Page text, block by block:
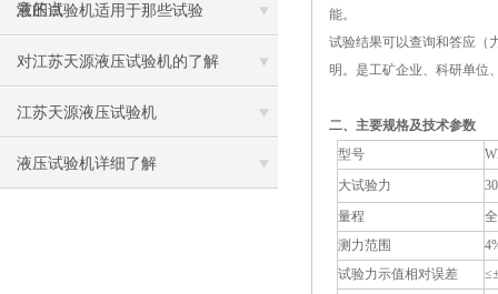
意的点
液压试验机适用于那些试验
对江苏天源液压试验机的了解
江苏天源液压试验机
液压试验机详细了解
能。
试验结果可以查询和答应（
明。是工矿企业、科研单位
二、主要规格及技术参数
型号
大试验力
量程
测力范围
试验力示值相对误差